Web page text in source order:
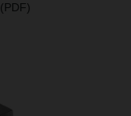
(PDF)